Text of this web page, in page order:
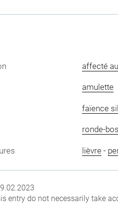
affecté
amulette
faïence
ronde-
lièvre-
entry do not necessarily take